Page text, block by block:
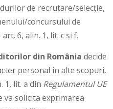
de recrutare/selecție,
concursului de
6, alin. 1, lit. c si f.
din România decide
personal în alte scopuri,
1, lit. a din Regulamentul UE
va solicita exprimarea